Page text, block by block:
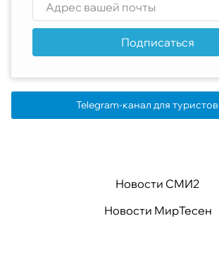
Подписаться
Telegram-канал для туристов
Новости СМИ2
Новости МирТесен